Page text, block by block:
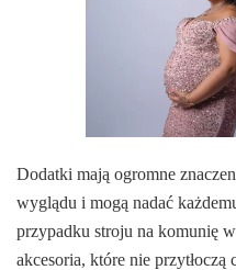
Dodatki mają ogromne
wyglądu i mogą nadać
przypadku stroju na komunię
akcesoria, które nie